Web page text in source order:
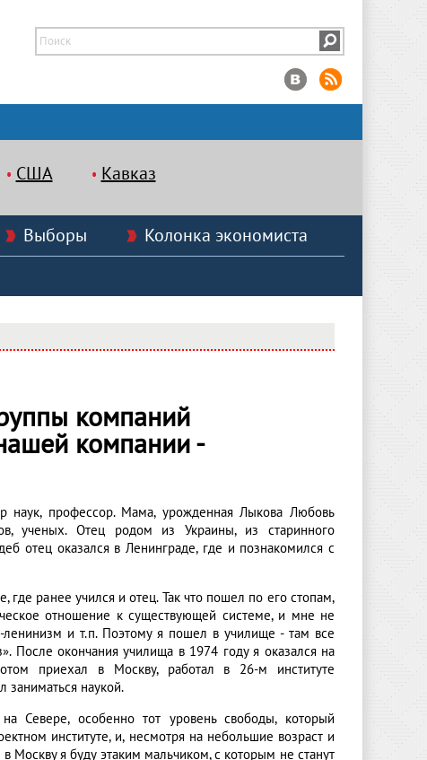
США Кавказ
Выборы
Колонка экономиста
компаний
компании -
профессор. Мама, урожденная Лыкова Любовь
ученых. Отец родом из Украины, из старинного
отец оказался в Ленинграде, где и познакомился с
ранее учился и отец. Так что пошел по его стопам,
отношение к существующей системе, и мне не
и т.п. Поэтому я пошел в училище - там все
После окончания училища в 1974 году я оказался на
приехал в Москву, работал в 26-м институте
заниматься наукой.
Севере, особенно тот уровень свободы, который
институте, и, несмотря на небольшие возраст и
Москву я буду этаким мальчиком, с которым не станут